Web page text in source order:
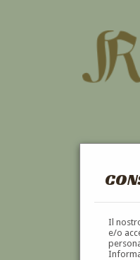
Il
e/o